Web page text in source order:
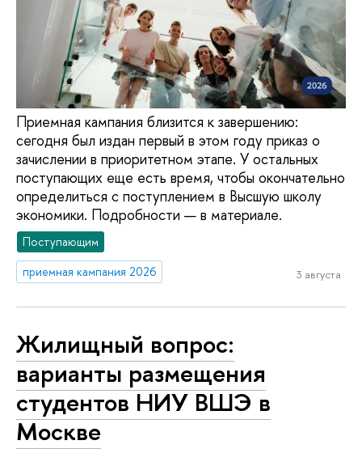
Приемная кампания близится к завершению:
сегодня был издан первый в этом году приказ о
зачислении в приоритетном этапе. У остальных
поступающих еще есть время, чтобы окончательно
определиться с поступлением в Высшую школу
экономики. Подробности — в материале.
Поступающим
приемная кампания 2026
3 августа
Жилищный вопрос:
варианты размещения
студентов НИУ ВШЭ в
Москве